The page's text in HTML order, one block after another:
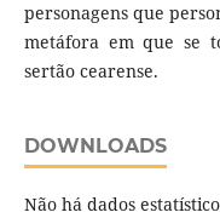
personagens que
metáfora em que se
sertão cearense.
DOWNLOADS
Não há dados